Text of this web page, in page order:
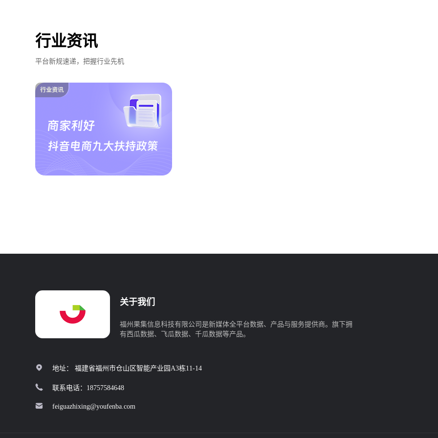
行业资讯
平台新规速递，把握行业先机
行业资讯
关于我们
福州果集信息科技有限公司是新媒体全平台数据、产品与服务提供商。旗下拥
有西瓜数据、飞瓜数据、千瓜数据等产品。
地址： 福建省福州市仓山区智能产业园A3栋11-14
联系电话：18757584648
feiguazhixing@youfenba.com